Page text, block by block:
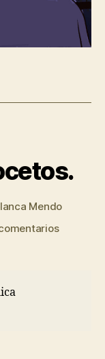
Mendo
en